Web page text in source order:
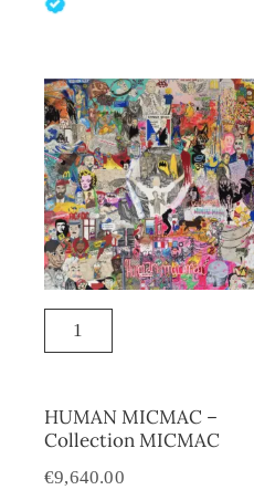
HUMAN MICMAC –
Collection MICMAC
€9,640.00